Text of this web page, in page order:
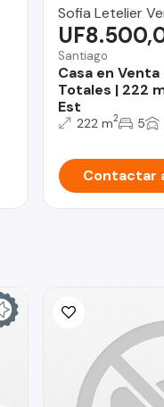
Sofia Letelier
Santiago
Casa en Venta
Totales | 222
Est
222 m2 5
Contactar